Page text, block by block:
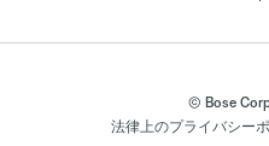
© Bose
法律上のプライバシー